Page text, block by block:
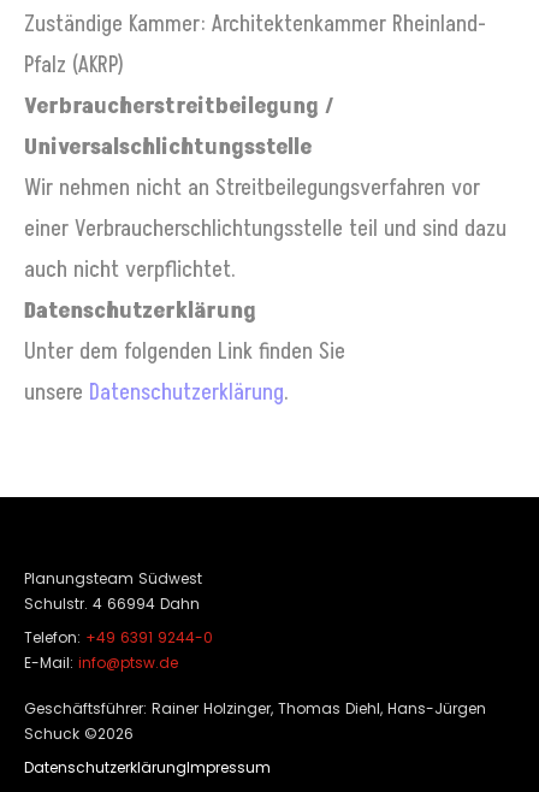
Zuständige Kammer: Architektenkammer Rheinland-
Pfalz (AKRP)
Verbraucherstreitbeilegung /
Universalschlichtungsstelle
Wir nehmen nicht an Streitbeilegungsverfahren vor
einer Verbraucherschlichtungsstelle teil und sind dazu
auch nicht verpflichtet.
Datenschutzerklärung
Unter dem folgenden Link finden Sie
unsere Datenschutzerklärung.
Planungsteam Südwest
Schulstr. 4 66994 Dahn
Telefon: +49 6391 9244-0
E-Mail: info@ptsw.de
Geschäftsführer: Rainer Holzinger, Thomas Diehl, Hans-Jürgen
Schuck ©2026
DatenschutzerklärungImpressum